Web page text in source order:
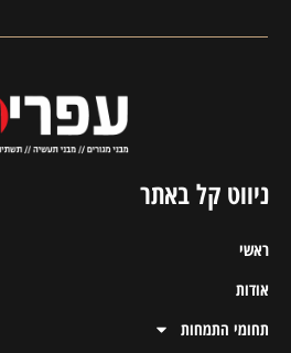
ניווט קל באתר
ראשי
אודות
תחומי התמחות